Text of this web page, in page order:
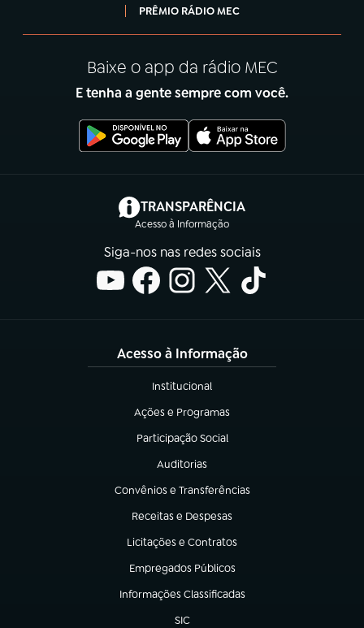
PRÊMIO RÁDIO MEC
Baixe o app da rádio MEC
E tenha a gente sempre com você.
TRANSPARÊNCIA
Acesso à Informação
(abre em nova aba)
Siga-nos nas redes sociais
Acesso à Informação
Institucional
(abre em nova aba)
Ações e Programas
(abre em nova aba)
Participação Social
(abre em nova aba)
Auditorias
(abre em nova aba)
Convênios e Transferências
(abre em nova aba)
Receitas e Despesas
(abre em nova aba)
Licitações e Contratos
(abre em nova aba)
Empregados Públicos
(abre em nova aba)
Informações Classificadas
(abre em nova aba)
SIC